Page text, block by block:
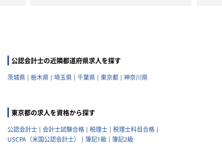
公認会計士の近隣都道府県求人を探す
茨城県 栃木県 埼玉県 千葉県 東京都 神奈川県
東京都の求人を資格から探す
公認会計士 会計士試験合格 税理士
税理士科目合格
USCPA（米国公認会計士）
簿記1級 簿記2級